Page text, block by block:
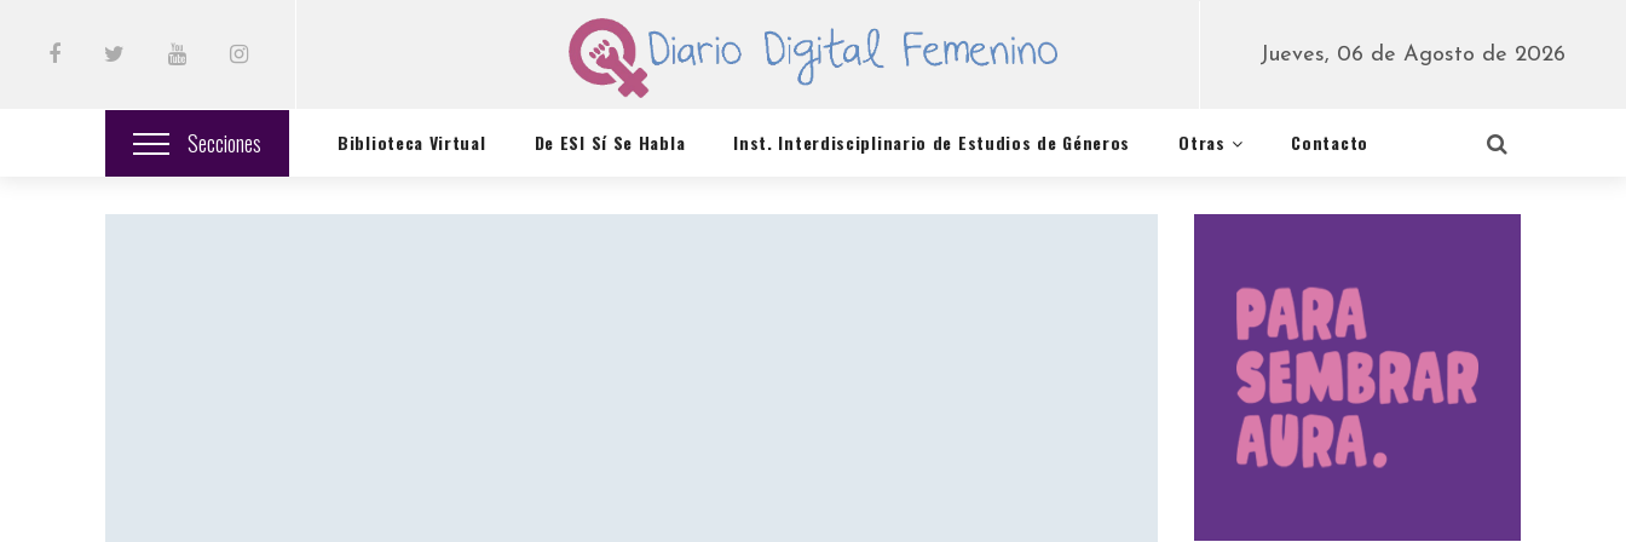
Jueves, 06 de Agosto de 2026
Secciones Biblioteca Virtual De ESI Sí Se Habla Inst. Interdisciplinario de Estudios de Géneros Otras Contacto